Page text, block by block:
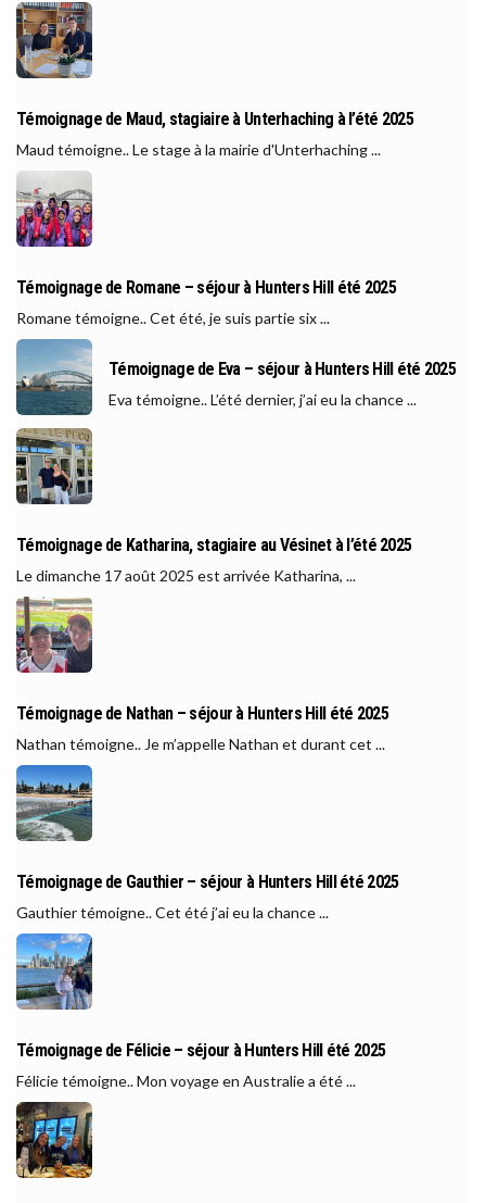
Témoignage de Maud, stagiaire à Unterhaching à l’été 2025
Maud témoigne.. Le stage à la mairie d'Unterhaching ...
Témoignage de Romane – séjour à Hunters Hill été 2025
Romane témoigne.. Cet été, je suis partie six ...
Témoignage de Eva – séjour à Hunters Hill été 2025
Eva témoigne.. L’été dernier, j’ai eu la chance ...
Témoignage de Katharina, stagiaire au Vésinet à l’été 2025
Le dimanche 17 août 2025 est arrivée Katharina, ...
Témoignage de Nathan – séjour à Hunters Hill été 2025
Nathan témoigne.. Je m’appelle Nathan et durant cet ...
Témoignage de Gauthier – séjour à Hunters Hill été 2025
Gauthier témoigne.. Cet été j’ai eu la chance ...
Témoignage de Félicie – séjour à Hunters Hill été 2025
Félicie témoigne.. Mon voyage en Australie a été ...